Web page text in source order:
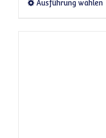
Ausführung wählen